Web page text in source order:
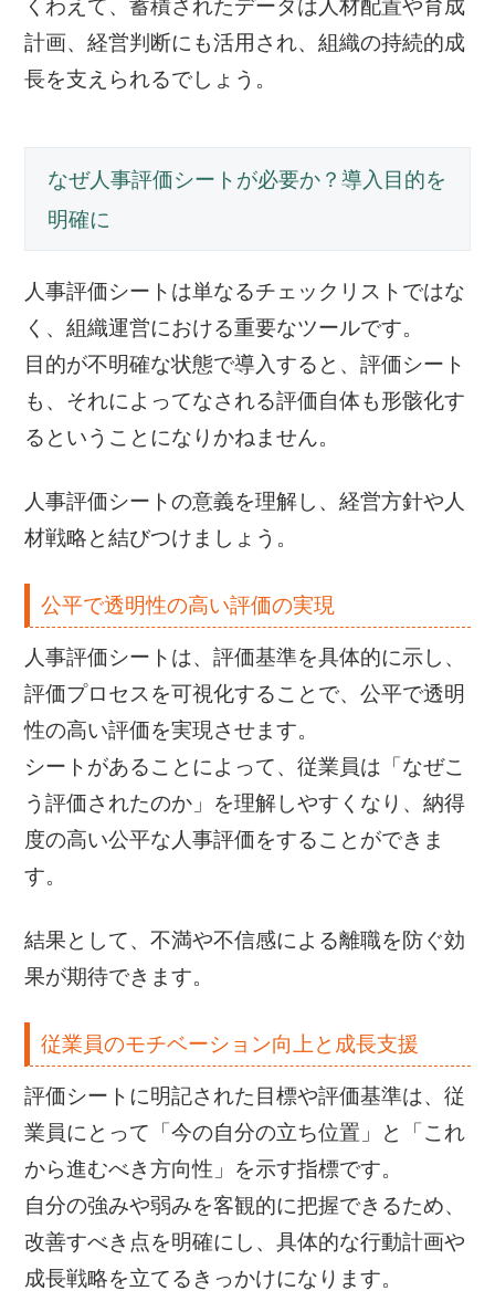
くわえて、蓄積されたデータは人材配置や育成
計画、経営判断にも活用され、組織の持続的成
長を支えられるでしょう。
なぜ人事評価シートが必要か？導入目的を
明確に
人事評価シートは単なるチェックリストではな
く、組織運営における重要なツールです。
目的が不明確な状態で導入すると、評価シート
も、それによってなされる評価自体も形骸化す
るということになりかねません。
人事評価シートの意義を理解し、経営方針や人
材戦略と結びつけましょう。
公平で透明性の高い評価の実現
人事評価シートは、評価基準を具体的に示し、
評価プロセスを可視化することで、公平で透明
性の高い評価を実現させます。
シートがあることによって、従業員は「なぜこ
う評価されたのか」を理解しやすくなり、納得
度の高い公平な人事評価をすることができま
す。
結果として、不満や不信感による離職を防ぐ効
果が期待できます。
従業員のモチベーション向上と成長支援
評価シートに明記された目標や評価基準は、従
業員にとって「今の自分の立ち位置」と「これ
から進むべき方向性」を示す指標です。
自分の強みや弱みを客観的に把握できるため、
改善すべき点を明確にし、具体的な行動計画や
成長戦略を立てるきっかけになります。